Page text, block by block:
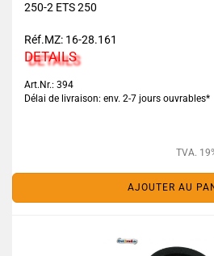
250-2 ETS 250
Réf.MZ: 16-28.161
DETAILS
Art.Nr.: 394
Délai de livraison: env. 2-7 jours ouvrables*
TVA.
AJOUTER AU